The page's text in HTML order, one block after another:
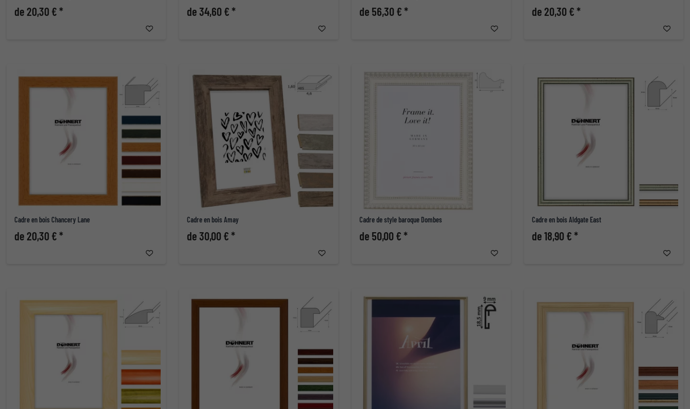
de 20,30 € * de 34,60 € * de 56,30 € * de 20,30 € *
Cadre en bois Chancery Lane
de 20,30 € *
Cadre en bois Amay
de 30,00 € *
Cadre de style baroque Dombes
de 50,00 € *
Cadre en bois Aldgate East
de 18,90 € *